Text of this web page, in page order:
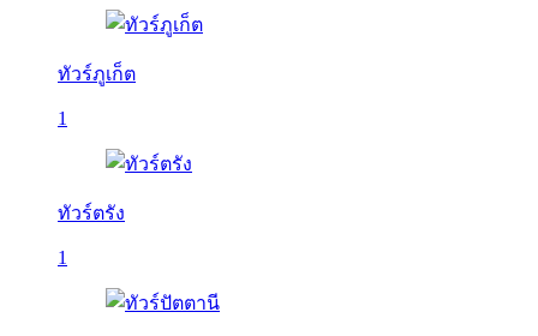
ทัวร์ภูเก็ต
1
ทัวร์ตรัง
1